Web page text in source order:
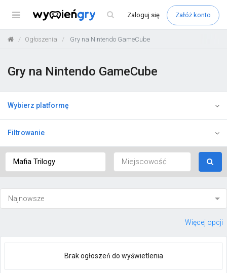
Menu Zaloguj się Załóż konto
Ogłoszenia Gry na Nintendo GameCube
Gry na Nintendo GameCube
Wybierz platformę
Filtrowanie
Więcej opcji
Brak ogłoszeń do wyświetlenia